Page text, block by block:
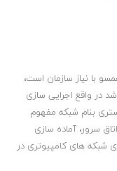
با نیاز سازمان است،
در واقع اجرایی سازی
بنام شبکه مفهوم
سرور، آماده سازی
شبکه های کامپیوتری در